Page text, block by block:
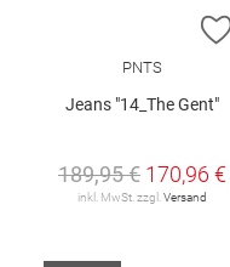
PNTS
Jeans "14_The Gent"
189,95 € 170,96 €
inkl. MwSt. zzgl. Versand